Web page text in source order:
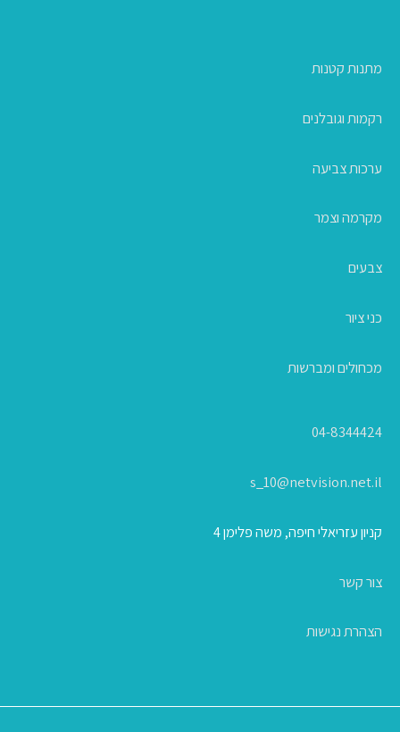
מתנות קטנות
רקמות וגובלנים
ערכות צביעה
מקרמה וצמר
צבעים
כני ציור
מכחולים ומברשות
04-8344424
s_10@netvision.net.il
קניון עזריאלי חיפה, משה פלימן 4
צור קשר
הצהרת נגישות